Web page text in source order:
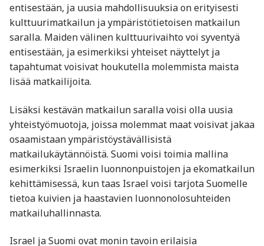
entisestään, ja uusia mahdollisuuksia on erityisesti
kulttuurimatkailun ja ympäristötietoisen matkailun
saralla. Maiden välinen kulttuurivaihto voi syventyä
entisestään, ja esimerkiksi yhteiset näyttelyt ja
tapahtumat voisivat houkutella molemmista maista
lisää matkailijoita.
Lisäksi kestävän matkailun saralla voisi olla uusia
yhteistyömuotoja, joissa molemmat maat voisivat jakaa
osaamistaan ympäristöystävällisistä
matkailukäytännöistä. Suomi voisi toimia mallina
esimerkiksi Israelin luonnonpuistojen ja ekomatkailun
kehittämisessä, kun taas Israel voisi tarjota Suomelle
tietoa kuivien ja haastavien luonnonolosuhteiden
matkailuhallinnasta.
Israel ja Suomi ovat monin tavoin erilaisia